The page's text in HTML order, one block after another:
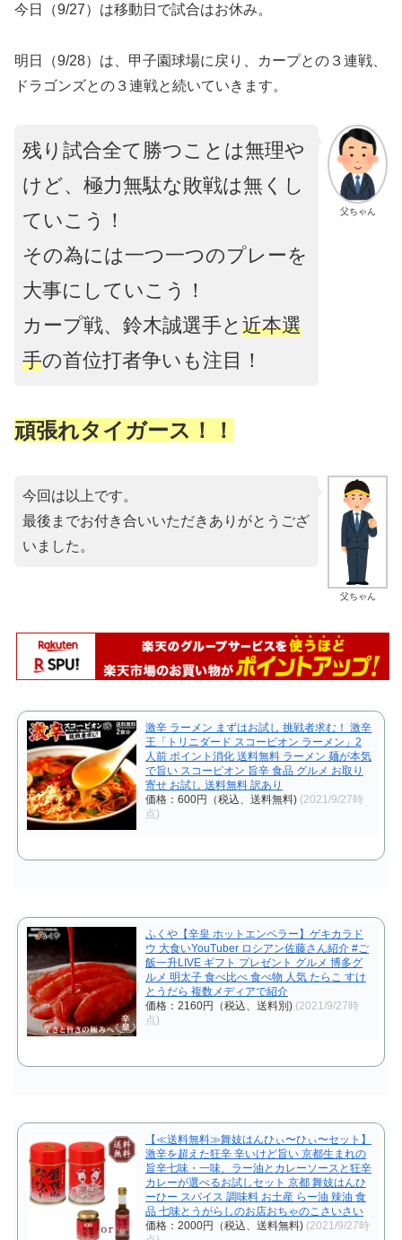
今日（9/27）は移動日で試合はお休み。
明日（9/28）は、甲子園球場に戻り、カープとの３連戦、
ドラゴンズとの３連戦と続いていきます。
父ちゃん
残り試合全て勝つことは無理や
けど、極力無駄な敗戦は無くし
ていこう！
その為には一つ一つのプレーを
大事にしていこう！
カープ戦、鈴木誠選手と 近本選
手の首位打者争いも注目！
頑張れタイガース！！
父ちゃん
今回は以上です。
最後までお付き合いいただきありがとうござ
いました。
激辛 ラーメン まずはお試し 挑戦者求む！ 激辛
王「トリニダード スコーピオン ラーメン」2
人前 ポイント消化 送料無料 ラーメン 麺が本気
で旨い スコーピオン 旨辛 食品 グルメ お取り
寄せ お試し 送料無料 訳あり
価格：600円（税込、送料無料) (2021/9/27時
点)
ふくや【辛皇 ホットエンペラー】ゲキカラド
ウ 大食いYouTuber ロシアン佐藤さん紹介 #ご
飯一升LIVE ギフト プレゼント グルメ 博多グ
ルメ 明太子 食べ比べ 食べ物 人気 たらこ すけ
とうだら 複数メディアで紹介
価格：2160円（税込、送料別) (2021/9/27時
点)
【≪送料無料≫舞妓はんひぃ〜ひぃ〜セット】
激辛を超えた狂辛 辛いけど旨い 京都生まれの
旨辛七味・一味、ラー油とカレーソースと狂辛
カレーが選べるお試しセット 京都 舞妓はんひ
ーひー スパイス 調味料 お土産 らー油 辣油 食
品 七味とうがらしのお店おちゃのこさいさい
価格：2000円（税込、送料無料) (2021/9/27時